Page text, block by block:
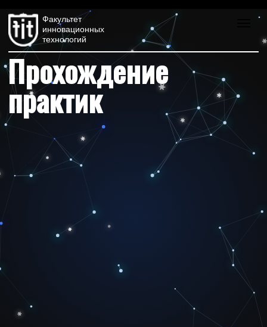
Россия, Томск, пр. Ленина, 36/3
Прохождение
практик
Факультет
инновационных
технологий
ПОРЯДОК И ДОКУМЕНТЫ